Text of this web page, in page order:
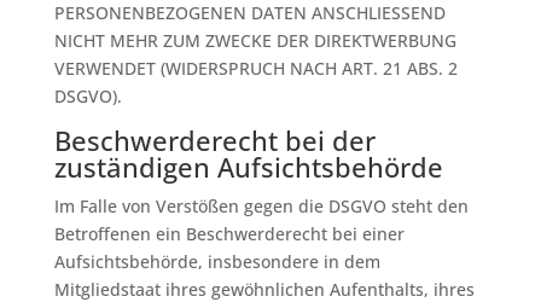
PERSONENBEZOGENEN DATEN ANSCHLIESSEND
NICHT MEHR ZUM ZWECKE DER DIREKTWERBUNG
VERWENDET (WIDERSPRUCH NACH ART. 21 ABS. 2
DSGVO).
Beschwerde­recht bei der
zuständigen Aufsichts­behörde
Im Falle von Verstößen gegen die DSGVO steht den
Betroffenen ein Beschwerderecht bei einer
Aufsichtsbehörde, insbesondere in dem
Mitgliedstaat ihres gewöhnlichen Aufenthalts, ihres